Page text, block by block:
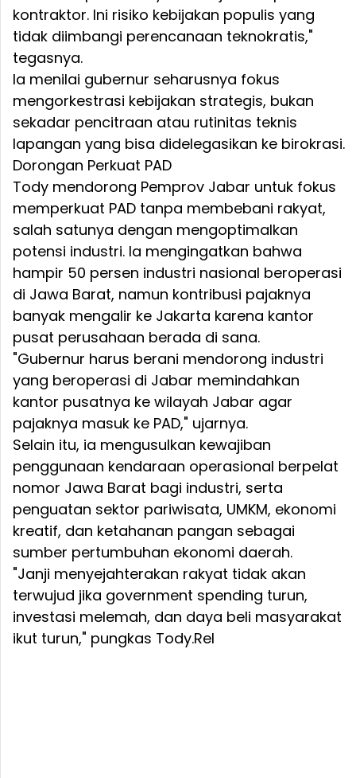
kontraktor. Ini risiko kebijakan populis yang
tidak diimbangi perencanaan teknokratis,"
tegasnya.
Ia menilai gubernur seharusnya fokus
mengorkestrasi kebijakan strategis, bukan
sekadar pencitraan atau rutinitas teknis
lapangan yang bisa didelegasikan ke birokrasi.
Dorongan Perkuat PAD
Tody mendorong Pemprov Jabar untuk fokus
memperkuat PAD tanpa membebani rakyat,
salah satunya dengan mengoptimalkan
potensi industri. Ia mengingatkan bahwa
hampir 50 persen industri nasional beroperasi
di Jawa Barat, namun kontribusi pajaknya
banyak mengalir ke Jakarta karena kantor
pusat perusahaan berada di sana.
"Gubernur harus berani mendorong industri
yang beroperasi di Jabar memindahkan
kantor pusatnya ke wilayah Jabar agar
pajaknya masuk ke PAD," ujarnya.
Selain itu, ia mengusulkan kewajiban
penggunaan kendaraan operasional berpelat
nomor Jawa Barat bagi industri, serta
penguatan sektor pariwisata, UMKM, ekonomi
kreatif, dan ketahanan pangan sebagai
sumber pertumbuhan ekonomi daerah.
"Janji menyejahterakan rakyat tidak akan
terwujud jika government spending turun,
investasi melemah, dan daya beli masyarakat
ikut turun," pungkas Tody.Rel